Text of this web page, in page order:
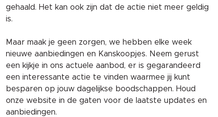
gehaald. Het kan ook zijn dat de actie niet meer geldig
is.
Maar maak je geen zorgen, we hebben elke week
nieuwe aanbiedingen en Kanskoopjes. Neem gerust
een kijkje in ons actuele aanbod, er is gegarandeerd
een interessante actie te vinden waarmee jij kunt
besparen op jouw dagelijkse boodschappen. Houd
onze website in de gaten voor de laatste updates en
aanbiedingen.